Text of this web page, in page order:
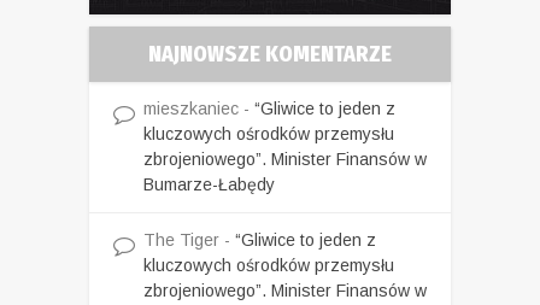
NAJNOWSZE KOMENTARZE
mieszkaniec - “Gliwice to jeden z
kluczowych ośrodków przemysłu
zbrojeniowego”. Minister Finansów w
Bumarze-Łabędy
The Tiger - “Gliwice to jeden z
kluczowych ośrodków przemysłu
zbrojeniowego”. Minister Finansów w